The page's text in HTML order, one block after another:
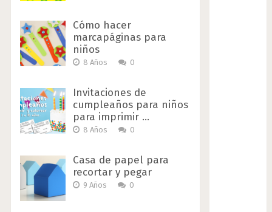
Cómo hacer
marcapáginas para
niños
8 Años 0
Invitaciones de
cumpleaños para niños
para imprimir …
8 Años 0
Casa de papel para
recortar y pegar
9 Años 0